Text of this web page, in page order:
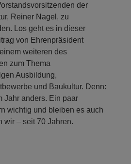
der
Reiner Nagel, zu
Los geht es in dieser
von Ehrenpräsident
weiteren des
zum Thema
Ausbildung,
und Baukultur. Denn:
Jahr anders. Ein paar
wichtig und bleiben es auch
wir – seit 70 Jahren.